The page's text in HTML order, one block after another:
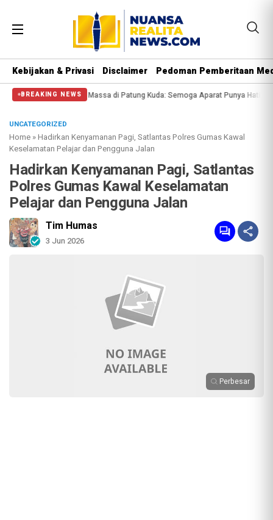
Kebijakan & Privasi Disclaimer Pedoman Pemberitaan
BREAKING NEWS
Halangi Massa di Patung Kuda: Semoga Aparat Punya Hati Nurani Massa
UNCATEGORIZED
Home »Hadirkan Kenyamanan Pagi, Satlantas Polres Gumas Kawal
Keselamatan Pelajar dan Pengguna Jalan
Hadirkan Kenyamanan Pagi, Satlantas
Polres Gumas Kawal Keselamatan
Pelajar dan Pengguna Jalan
Tim Humas
3 Jun 2026
Perbesar